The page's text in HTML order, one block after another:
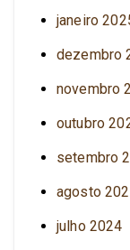
janeiro
dezembro
novembro
outubro
setembro
agosto
julho 2024